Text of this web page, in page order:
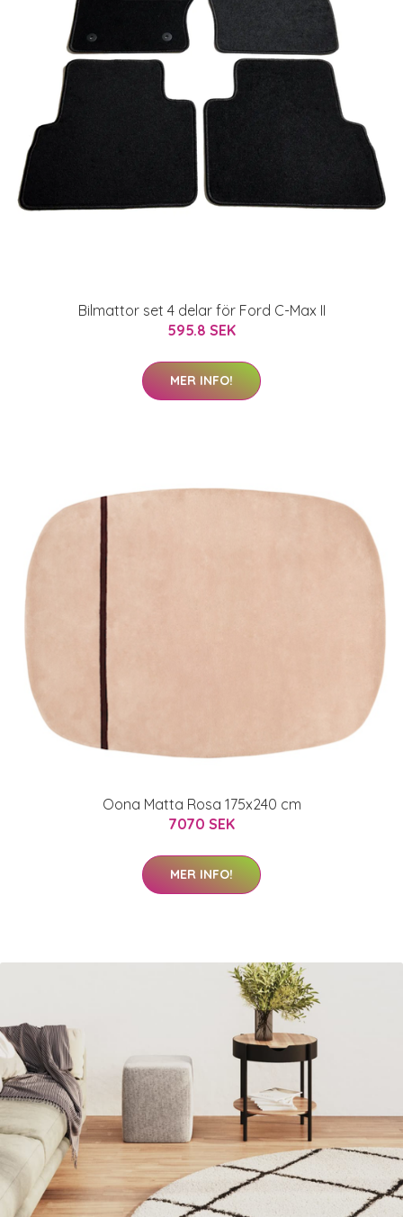
Bilmattor set 4 delar för Ford C-Max II
595.8 SEK
MER INFO!
Oona Matta Rosa 175x240 cm
7070 SEK
MER INFO!